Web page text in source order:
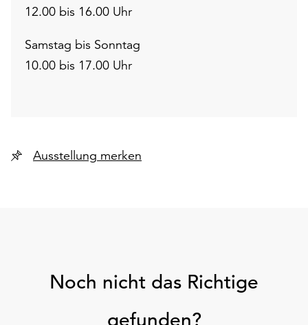
12.00 bis 16.00 Uhr
Samstag bis Sonntag
10.00 bis 17.00 Uhr
Ausstellung merken
Noch nicht das Richtige
gefunden?